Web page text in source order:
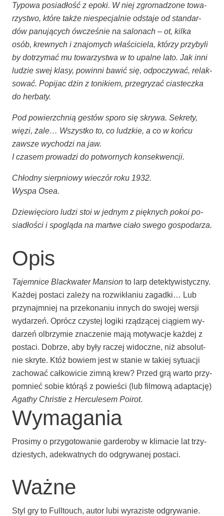
Typo­wa posia­dłość z epo­ki. W niej zgro­ma­dzo­ne to­wa­
rzy­stwo, któ­re tak­że nie­spe­cjal­nie od­sta­je od stan­dar­
dów pa­nu­ją­cy­ch ów­cze­śnie na sa­lo­na­ch – ot, kil­ka
osób, krew­ny­ch i zna­jo­my­ch wła­ści­cie­la, któ­rzy przy­by­li
by do­trzy­mać mu to­wa­rzy­stwa w to upal­ne lato. Jak inni
ludzie swej kla­sy, powin­ni ba­wić się, od­po­czy­wać, re­lak­
so­wać. Popi­jac dżin z toni­kiem, prze­gry­zać cia­stecz­ka
do herbaty.
Pod powierzch­nią gestów spo­ro się skry­wa. Sekre­ty,
wię­zi, ża­le… Wszyst­ko to, co ludz­kie, a co w koń­cu
zawsze wy­cho­dzi na jaw.
I cza­sem pro­wa­dzi do po­twor­ny­ch konsekwencji.
Chłod­ny sierp­nio­wy wie­czór ro­ku 1932.
Wyspa Osea.
Dzie­wię­cio­ro lu­dzi stoi w jed­nym z pięk­ny­ch po­koi po­
sia­dło­ści i spo­glą­da na mar­twe cia­ło swe­go gospodarza.
Opis
Tajem­ni­ce Blac­kwa­ter Man­sion to larp detek­ty­wi­stycz­ny.
Każ­dej po­sta­ci zale­ży na roz­wi­kła­niu za­gad­ki… Lub
przy­naj­mniej na prze­ko­na­niu innych do swo­jej wer­sji
wyda­rzeń. Opró­cz czy­stej lo­gi­ki rzą­dzą­cej cią­giem wy­
da­rzeń ol­brzy­mie zna­cze­nie mają moty­wa­cje każ­dej z
po­sta­ci. Dobrze, aby były ra­czej wi­docz­ne, niż ab­so­lut­
nie skry­te. Któż bowiem jest w sta­nie w takiej sytu­acji
zacho­wać cał­ko­wi­cie zim­ną krew? Przed grą war­to przy­
po­mnieć so­bie któ­rąś z powie­ści (lub fil­mo­wą adap­ta­cję)
Aga­thy Chri­stie z Her­cu­le­sem Poirot.
Wymagania
Pro­si­my o przy­go­to­wa­nie gar­de­ro­by w kli­ma­cie lat trzy­
dzie­sty­ch, ade­kwat­nych do odgry­wa­nej postaci.
Ważne
Styl gry to Ful­l­to­uch, autor lu­bi wy­ra­zi­ste odgrywanie.